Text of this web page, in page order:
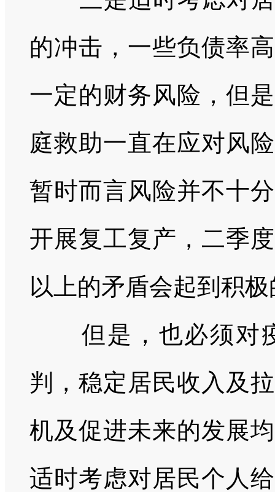
的冲击，一些负债率
一定的财务风险，但
庭救助一直在应对风
暂时而言风险并不十
开展复工复产，二季
以上的矛盾会起到积
但是，也必须对疫
判，稳定居民收入及
机及促进未来的发展
适时考虑对居民个人